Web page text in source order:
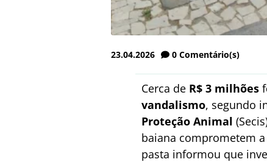
23.04.2026 0 Comentário(s)
Cerca de R$ 3 milhões
vandalismo, segundo
Proteção Animal
baiana comprometem
pasta informou que